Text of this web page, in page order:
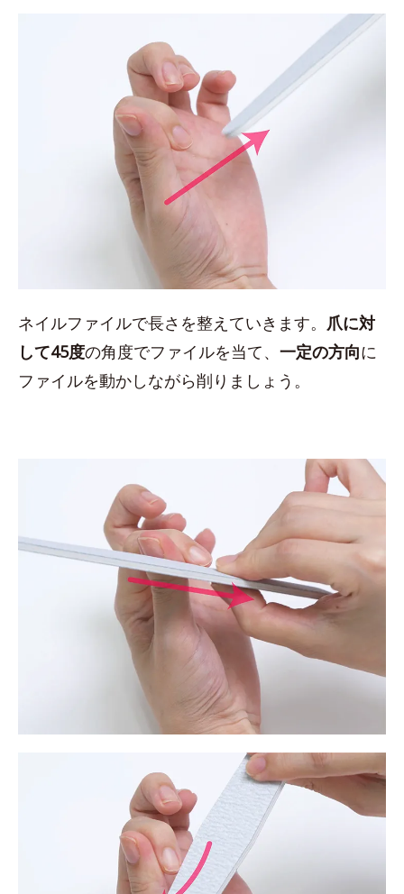
ネイルファイルで長さを整えていきます。 爪に対
して45度の角度でファイルを当て、 一定の方向に
ファイルを動かしながら削りましょう。